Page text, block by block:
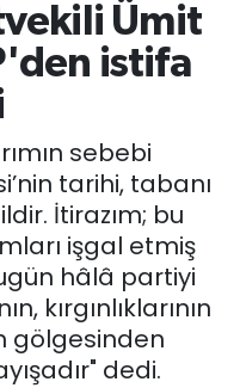
Ümit
istifa
sebebi
tarihi, tabanı
İtirazım; bu
işgal etmiş
hâlâ partiyi
kırgınlıklarının
gölgesinden
dedi.
ve Fikstür